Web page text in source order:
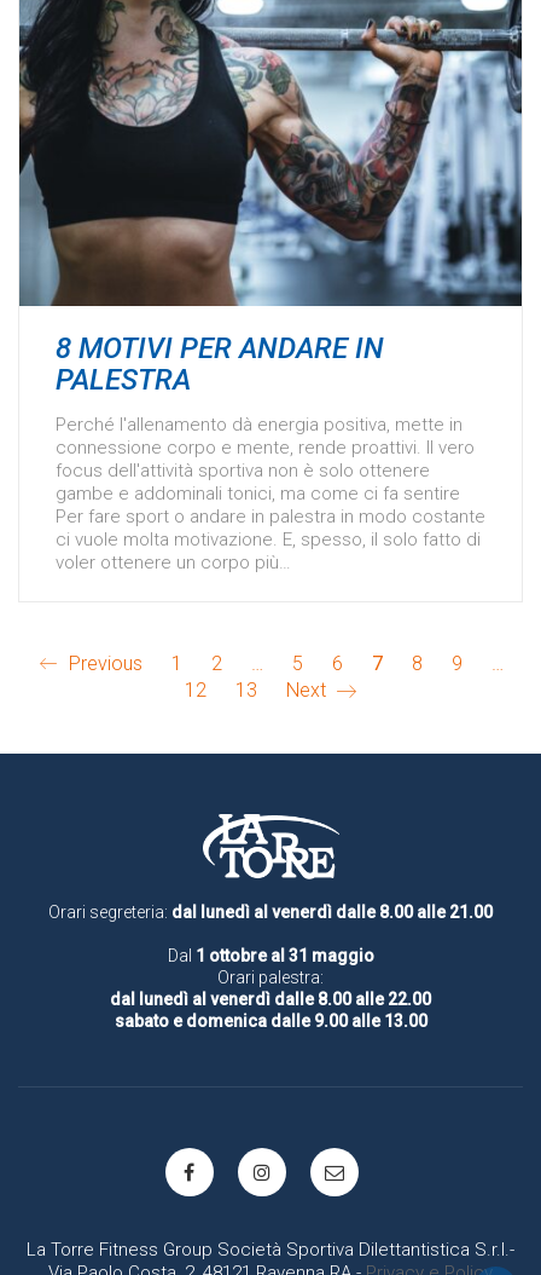
8 MOTIVI PER ANDARE IN
PALESTRA
Perché l'allenamento dà energia positiva, mette in
connessione corpo e mente, rende proattivi. Il vero
focus dell'attività sportiva non è solo ottenere
gambe e addominali tonici, ma come ci fa sentire
Per fare sport o andare in palestra in modo costante
ci vuole molta motivazione. E, spesso, il solo fatto di
voler ottenere un corpo più…
Previous 1 2 … 5 6 7 8 9
…
12
13 Next
Orari segreteria: dal lunedì al venerdì dalle 8.00 alle 21.00
Dal 1 ottobre al 31 maggio
Orari palestra:
dal lunedì al venerdì dalle 8.00 alle 22.00
sabato e domenica dalle 9.00 alle 13.00
La Torre Fitness Group Società Sportiva Dilettantistica S.r.l.-